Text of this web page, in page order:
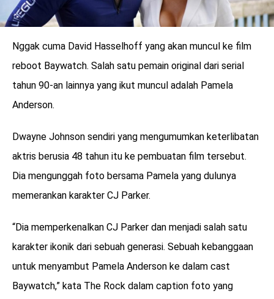
menarik
Nggak cuma David Hasselhoff yang akan muncul ke film
reboot Baywatch. Salah satu pemain original dari serial
tahun 90-an lainnya yang ikut muncul adalah Pamela
Anderson.
Dwayne Johnson sendiri yang mengumumkan keterlibatan
aktris berusia 48 tahun itu ke pembuatan film tersebut.
Dia mengunggah foto bersama Pamela yang dulunya
memerankan karakter CJ Parker.
“Dia memperkenalkan CJ Parker dan menjadi salah satu
karakter ikonik dari sebuah generasi. Sebuah kebanggaan
untuk menyambut Pamela Anderson ke dalam cast
Baywatch,” kata The Rock dalam caption foto yang